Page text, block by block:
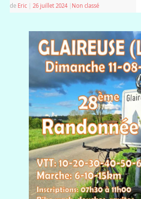
de Eric 26 juillet 2024 Non classé